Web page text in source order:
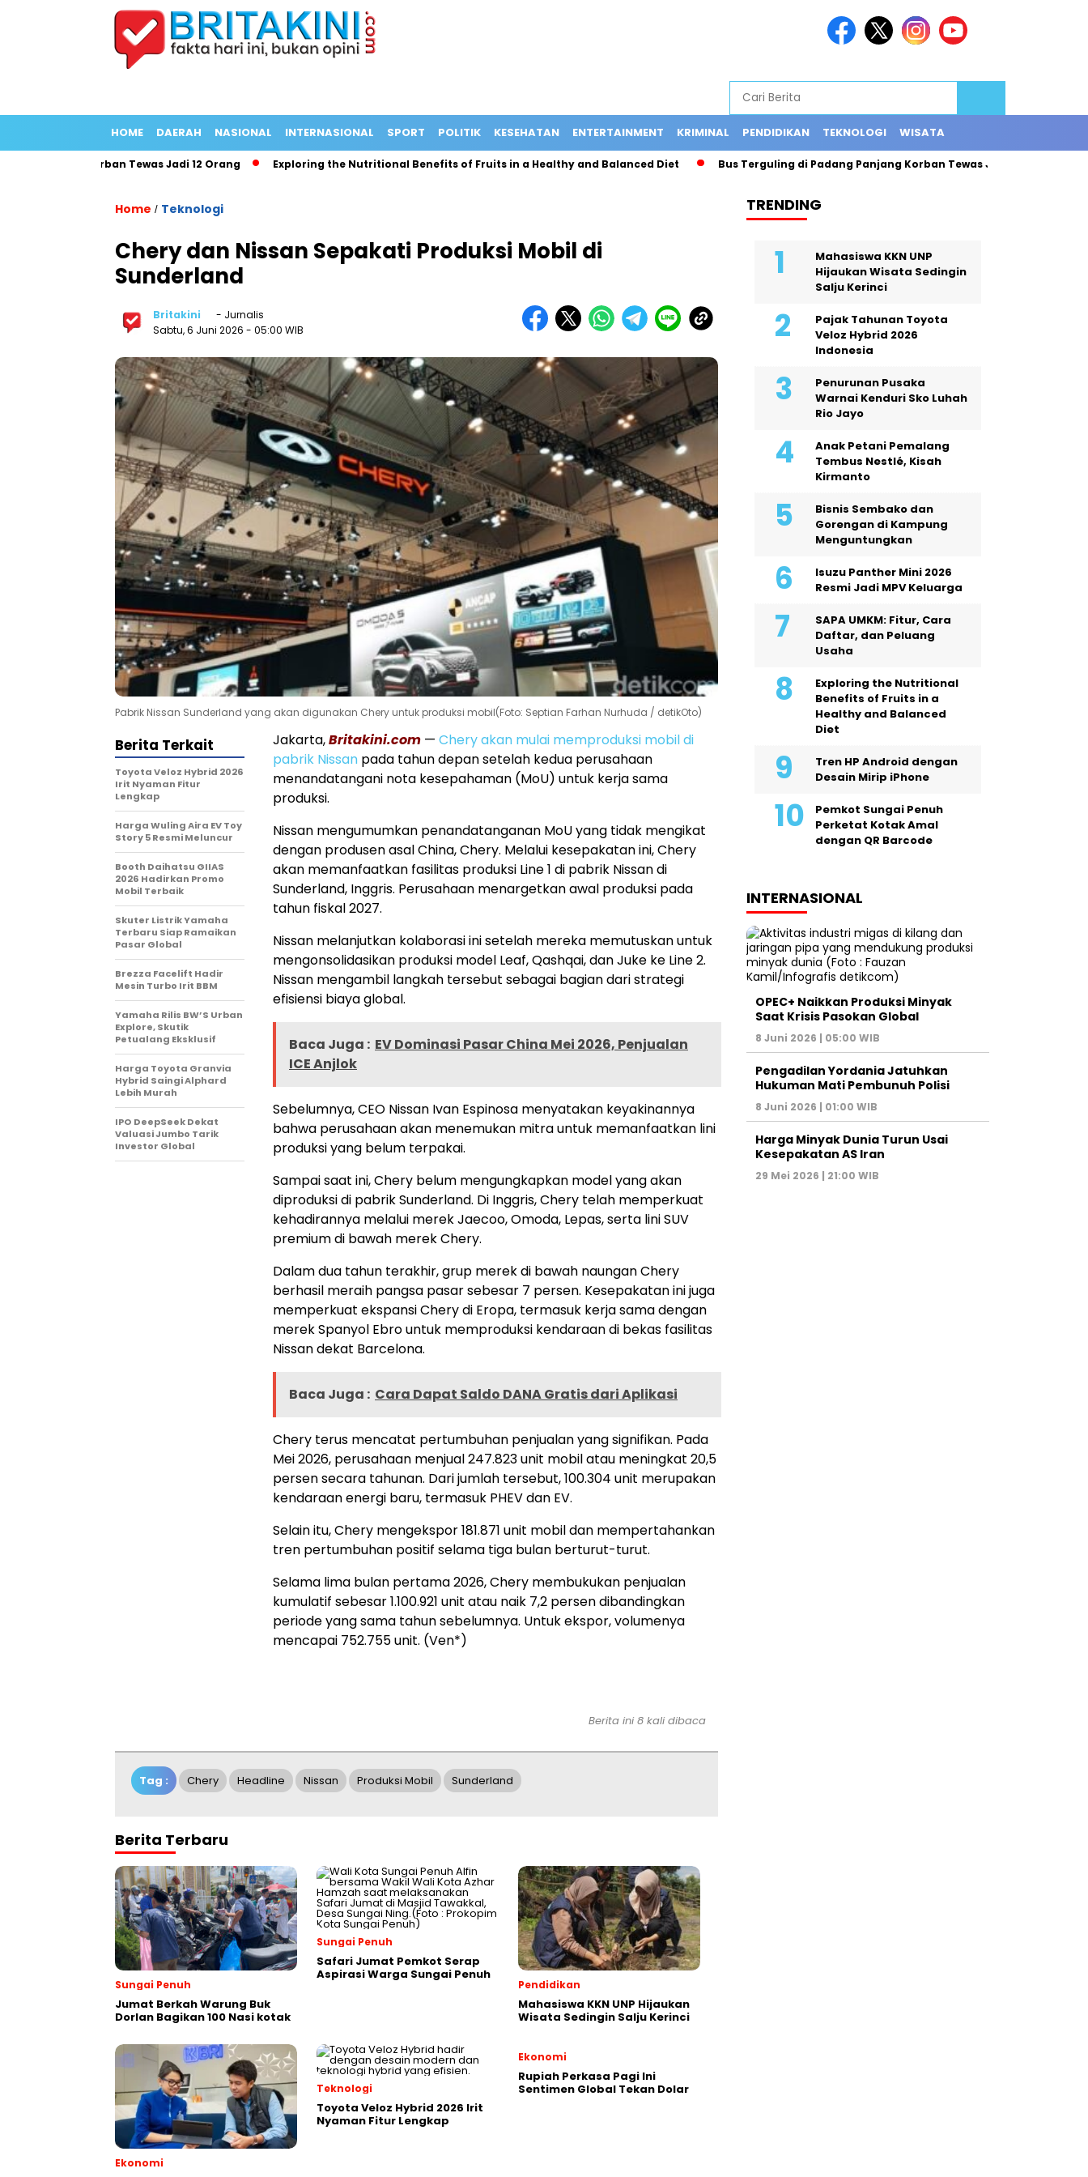
HOME DAERAH NASIONAL INTERNASIONAL SPORT POLITIK KESEHATAN ENTERTAINMENT KRIMINAL PENDIDIKAN TEKNOLOGI WISATA
Korban Tewas Jadi 12 Orang Exploring the Nutritional Benefits of Fruits in a Healthy and Balanced Diet Bus Terguling di Padang Panjang Korban Tewas Jadi 12 Orang
Home / Teknologi
Chery dan Nissan Sepakati Produksi Mobil di
Sunderland
Britakini
- Jurnalis
Sabtu, 6 Juni 2026 - 05:00 WIB
Pabrik Nissan Sunderland yang akan digunakan Chery untuk produksi mobil(Foto: Septian Farhan Nurhuda / detikOto)
Jakarta,Britakini.com — Chery akan mulai memproduksi mobil di
pabrik Nissan pada tahun depan setelah kedua perusahaan
menandatangani nota kesepahaman (MoU) untuk kerja sama
produksi.
Nissan mengumumkan penandatanganan MoU yang tidak mengikat
dengan produsen asal China, Chery. Melalui kesepakatan ini, Chery
akan memanfaatkan fasilitas produksi Line 1 di pabrik Nissan di
Sunderland, Inggris. Perusahaan menargetkan awal produksi pada
tahun fiskal 2027.
Nissan melanjutkan kolaborasi ini setelah mereka memutuskan untuk
mengonsolidasikan produksi model Leaf, Qashqai, dan Juke ke Line 2.
Nissan mengambil langkah tersebut sebagai bagian dari strategi
efisiensi biaya global.
Baca Juga : EV Dominasi Pasar China Mei 2026, Penjualan
ICE Anjlok
Sebelumnya, CEO Nissan Ivan Espinosa menyatakan keyakinannya
bahwa perusahaan akan menemukan mitra untuk memanfaatkan lini
produksi yang belum terpakai.
Sampai saat ini, Chery belum mengungkapkan model yang akan
diproduksi di pabrik Sunderland. Di Inggris, Chery telah memperkuat
kehadirannya melalui merek Jaecoo, Omoda, Lepas, serta lini SUV
premium di bawah merek Chery.
Dalam dua tahun terakhir, grup merek di bawah naungan Chery
berhasil meraih pangsa pasar sebesar 7 persen. Kesepakatan ini juga
memperkuat ekspansi Chery di Eropa, termasuk kerja sama dengan
merek Spanyol Ebro untuk memproduksi kendaraan di bekas fasilitas
Nissan dekat Barcelona.
Baca Juga : Cara Dapat Saldo DANA Gratis dari Aplikasi
Chery terus mencatat pertumbuhan penjualan yang signifikan. Pada
Mei 2026, perusahaan menjual 247.823 unit mobil atau meningkat 20,5
persen secara tahunan. Dari jumlah tersebut, 100.304 unit merupakan
kendaraan energi baru, termasuk PHEV dan EV.
Selain itu, Chery mengekspor 181.871 unit mobil dan mempertahankan
tren pertumbuhan positif selama tiga bulan berturut-turut.
Selama lima bulan pertama 2026, Chery membukukan penjualan
kumulatif sebesar 1.100.921 unit atau naik 7,2 persen dibandingkan
periode yang sama tahun sebelumnya. Untuk ekspor, volumenya
mencapai 752.755 unit. (Ven*)
Berita Terkait
Toyota Veloz Hybrid 2026
Irit Nyaman Fitur
Lengkap
Harga Wuling Aira EV Toy
Story 5 Resmi Meluncur
Booth Daihatsu GIIAS
2026 Hadirkan Promo
Mobil Terbaik
Skuter Listrik Yamaha
Terbaru Siap Ramaikan
Pasar Global
Brezza Facelift Hadir
Mesin Turbo Irit BBM
Yamaha Rilis BW’S Urban
Explore, Skutik
Petualang Eksklusif
Harga Toyota Granvia
Hybrid Saingi Alphard
Lebih Murah
IPO DeepSeek Dekat
Valuasi Jumbo Tarik
Investor Global
Berita ini 8 kali dibaca
Tag : Chery Headline Nissan Produksi Mobil Sunderland
Berita Terbaru
Sungai Penuh
Jumat Berkah Warung Buk
Dorlan Bagikan 100 Nasi kotak
Sungai Penuh
Safari Jumat Pemkot Serap
Aspirasi Warga Sungai Penuh
Pendidikan
Mahasiswa KKN UNP Hijaukan
Wisata Sedingin Salju Kerinci
Ekonomi
Teknologi
Toyota Veloz Hybrid 2026 Irit
Nyaman Fitur Lengkap
Ekonomi
Rupiah Perkasa Pagi Ini
Sentimen Global Tekan Dolar
TRENDING
Mahasiswa KKN UNP
Hijaukan Wisata Sedingin
Salju Kerinci
Pajak Tahunan Toyota
Veloz Hybrid 2026
Indonesia
Penurunan Pusaka
Warnai Kenduri Sko Luhah
Rio Jayo
Anak Petani Pemalang
Tembus Nestlé, Kisah
Kirmanto
Bisnis Sembako dan
Gorengan di Kampung
Menguntungkan
Isuzu Panther Mini 2026
Resmi Jadi MPV Keluarga
SAPA UMKM: Fitur, Cara
Daftar, dan Peluang
Usaha
Exploring the Nutritional
Benefits of Fruits in a
Healthy and Balanced
Diet
Tren HP Android dengan
Desain Mirip iPhone
Pemkot Sungai Penuh
Perketat Kotak Amal
dengan QR Barcode
INTERNASIONAL
OPEC+ Naikkan Produksi Minyak
Saat Krisis Pasokan Global
8 Juni 2026 | 05:00 WIB
Pengadilan Yordania Jatuhkan
Hukuman Mati Pembunuh Polisi
8 Juni 2026 | 01:00 WIB
Harga Minyak Dunia Turun Usai
Kesepakatan AS Iran
29 Mei 2026 | 21:00 WIB